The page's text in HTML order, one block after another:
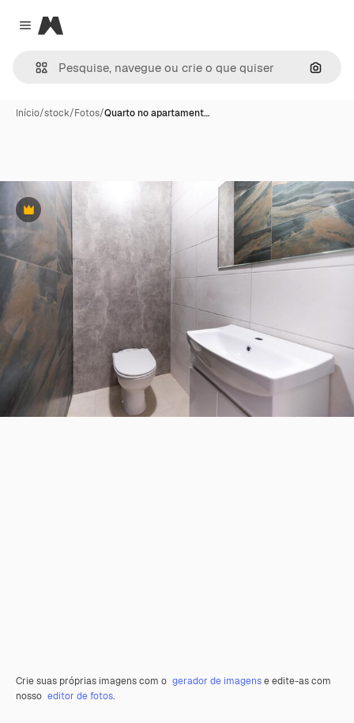
Close menu
Magnific
Início/stock/Fotos/Quarto no apartament…
Premium
Crie suas próprias imagens com o gerador de imagense edite-as com
nosso editor de fotos.